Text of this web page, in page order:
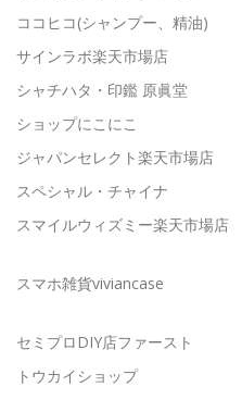
ココヒコ(シャンプー、精油)
サインラボ楽天市場店
シャチハタ・印鑑 原眞堂
ショップにこにこ
ジャパンセレクト楽天市場店
スペシャル・チャイナ
スマイルウィズミー楽天市場店
スマホ雑貨viviancase
セミプロDIY店ファースト
トウカイショップ